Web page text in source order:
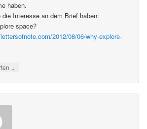
haben.
die Interesse an dem Brief haben:
space?
2012/08/06/why-explore-
↓